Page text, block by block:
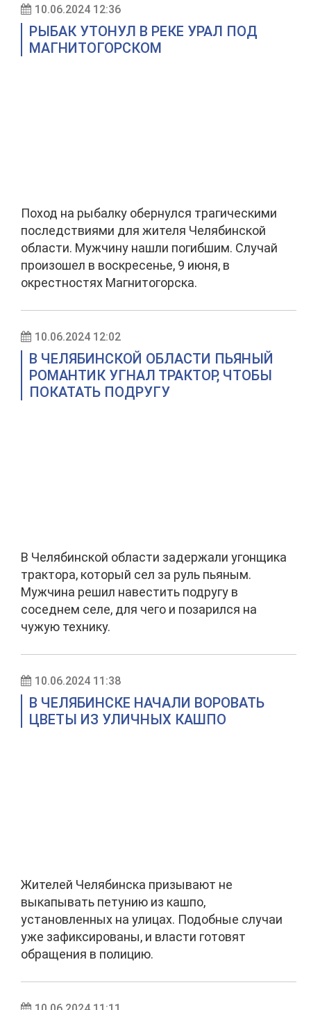
10.06.2024 12:36
РЫБАК УТОНУЛ В РЕКЕ УРАЛ ПОД
МАГНИТОГОРСКОМ
Поход на рыбалку обернулся трагическими
последствиями для жителя Челябинской
области. Мужчину нашли погибшим. Случай
произошел в воскресенье, 9 июня, в
окрестностях Магнитогорска.
10.06.2024 12:02
В ЧЕЛЯБИНСКОЙ ОБЛАСТИ ПЬЯНЫЙ
РОМАНТИК УГНАЛ ТРАКТОР, ЧТОБЫ
ПОКАТАТЬ ПОДРУГУ
В Челябинской области задержали угонщика
трактора, который сел за руль пьяным.
Мужчина решил навестить подругу в
соседнем селе, для чего и позарился на
чужую технику.
10.06.2024 11:38
В ЧЕЛЯБИНСКЕ НАЧАЛИ ВОРОВАТЬ
ЦВЕТЫ ИЗ УЛИЧНЫХ КАШПО
Жителей Челябинска призывают не
выкапывать петунию из кашпо,
установленных на улицах. Подобные случаи
уже зафиксированы, и власти готовят
обращения в полицию.